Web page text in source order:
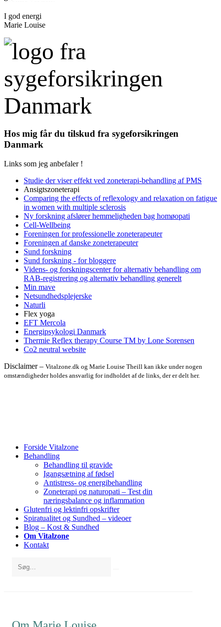
I god energi
Marie Louise
Hos mig får du tilskud fra sygeforsikringen
Danmark
Links som jeg anbefaler !
Studie der viser effekt ved zoneterapi-behandling af PMS
Ansigtszoneterapi
Comparing the effects of reflexology and relaxation on fatigue
in women with multiple sclerosis
Ny forskning afslører hemmeligheden bag homøopati
Cell-Wellbeing
Foreningen for professionelle zoneterapeuter
Foreningen af danske zoneterapeuter
Sund forskning
Sund forskning - for bloggere
Videns- og forskningscenter for alternativ behandling om
RAB-registrering og alternativ behandling generelt
Min mave
Netsundhedsplejerske
Naturli
Flex yoga
EFT Mercola
Energipsykologi Danmark
Thermie Reflex therapy Course TM by Lone Sorensen
Co2 neutral website
Disclaimer – Vitalzone.dk og Marie Louise Theill kan ikke under nogen
omstændigheder holdes ansvarlig for indholdet af de links, der er delt her.
Forside Vitalzone
Behandling
Behandling til gravide
Igangsætning af fødsel
Antistress- og energibehandling
Zoneterapi og naturopati – Test din
næringsbalance og inflammation
Glutenfri og lektinfri opskrifter
Spiratualitet og Sundhed – videoer
Blog – Kost & Sundhed
Om Vitalzone
Kontakt